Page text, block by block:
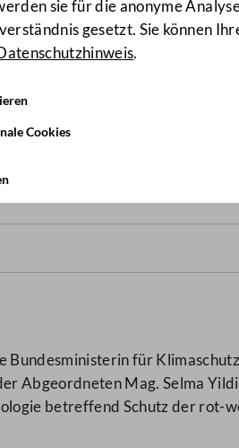
sie für die anonyme
gesetzt. Sie können
.
Cookiesroten
für
Abgeordneten Mag. Selma
betreffend Schutz der rot-